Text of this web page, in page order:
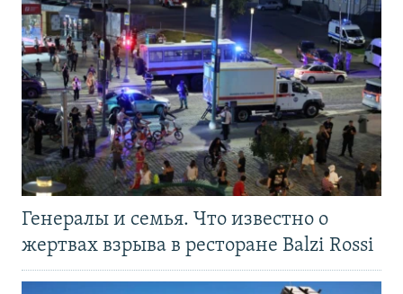
Генералы и семья. Что известно о
жертвах взрыва в ресторане Balzi Rossi